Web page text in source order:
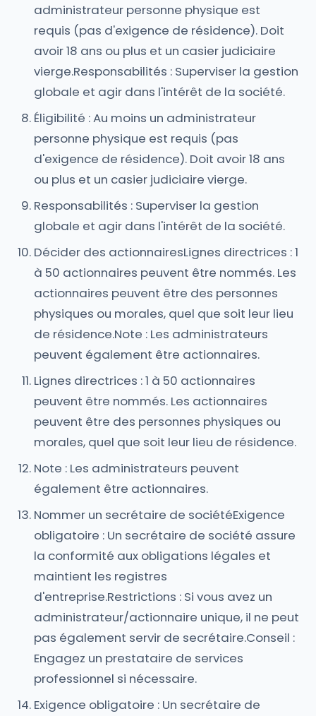
administrateur personne physique est
requis (pas d'exigence de résidence). Doit
avoir 18 ans ou plus et un casier judiciaire
vierge.Responsabilités : Superviser la gestion
globale et agir dans l'intérêt de la société.
Éligibilité : Au moins un administrateur
personne physique est requis (pas
d'exigence de résidence). Doit avoir 18 ans
ou plus et un casier judiciaire vierge.
Responsabilités : Superviser la gestion
globale et agir dans l'intérêt de la société.
Décider des actionnairesLignes directrices : 1
à 50 actionnaires peuvent être nommés. Les
actionnaires peuvent être des personnes
physiques ou morales, quel que soit leur lieu
de résidence.Note : Les administrateurs
peuvent également être actionnaires.
Lignes directrices : 1 à 50 actionnaires
peuvent être nommés. Les actionnaires
peuvent être des personnes physiques ou
morales, quel que soit leur lieu de résidence.
Note : Les administrateurs peuvent
également être actionnaires.
Nommer un secrétaire de sociétéExigence
obligatoire : Un secrétaire de société assure
la conformité aux obligations légales et
maintient les registres
d'entreprise.Restrictions : Si vous avez un
administrateur/actionnaire unique, il ne peut
pas également servir de secrétaire.Conseil :
Engagez un prestataire de services
professionnel si nécessaire.
Exigence obligatoire : Un secrétaire de